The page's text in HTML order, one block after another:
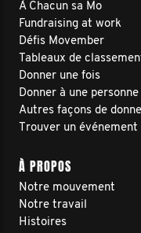
À Chacun sa Mo
Fundraising at work
Défis Movember
Tableaux de
Donner une fois
Donner à une
Autres façons de
Trouver un événement
À PROPOS
Notre mouvement
Notre travail
Histoires